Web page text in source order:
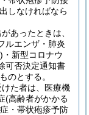
しなければなら
あったときは、
ルエンザ・肺炎
・新型コロナウ
可否決定通知書
のとする。
た者は、医療機
(高齢者がかかる
・帯状疱疹予防